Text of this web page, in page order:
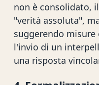
non è consolidato,
"verità assoluta",
suggerendo
l'invio di un
una risposta